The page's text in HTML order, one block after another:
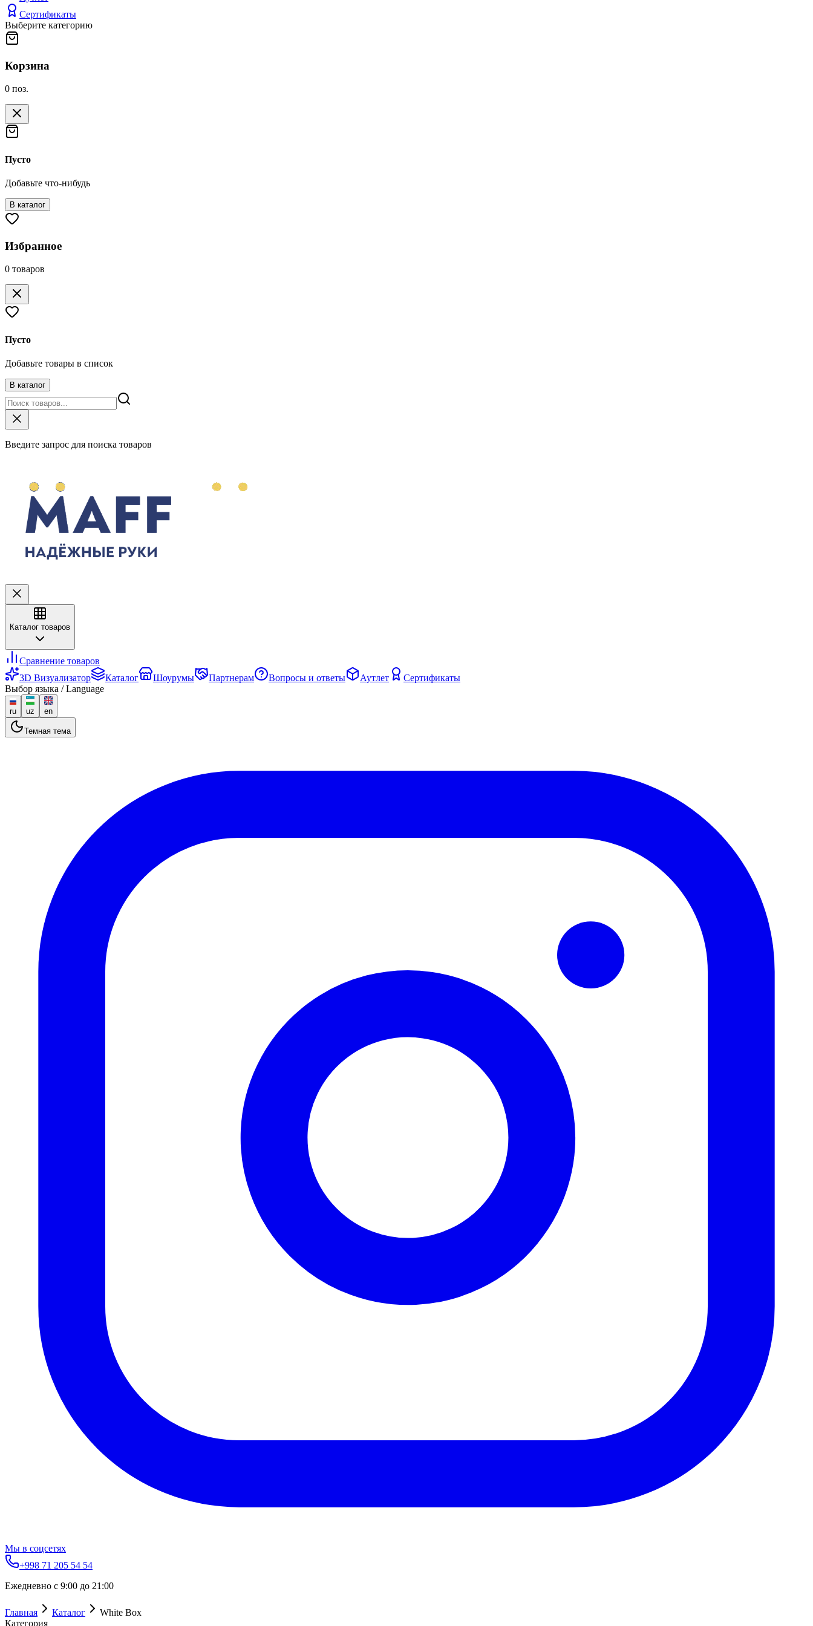
Сертификаты
Выберите категорию
Корзина
0 поз.
Пусто
Добавьте что-нибудь
В каталог
Избранное
0 товаров
Пусто
Добавьте товары в список
В каталог
Введите запрос для поиска товаров
Каталог товаров
Сравнение товаров
3D Визуализатор
Каталог Шоурумы Партнерам Вопросы и ответы Аутлет
Сертификаты
Выбор языка / Language
ru uz en
Темная тема
Мы в соцсетях
+998 71 205 54 54
Ежедневно с 9:00 до 21:00
Главная Каталог
White Box
Категория